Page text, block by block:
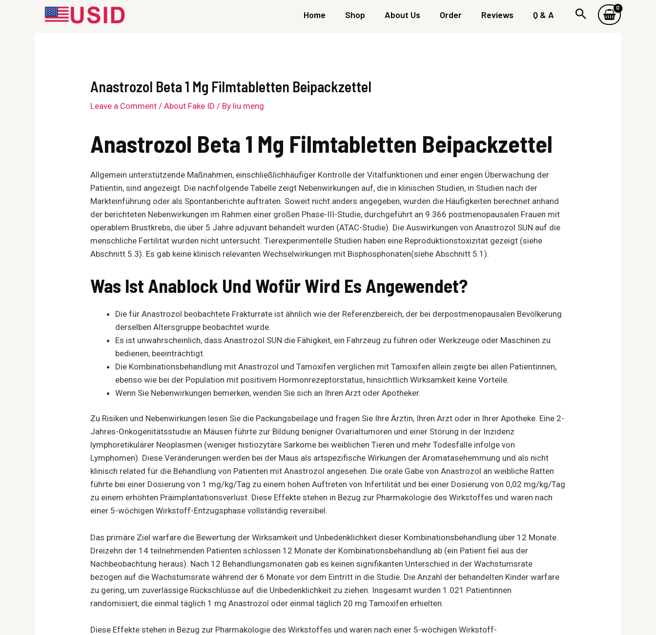
Home Shop About Us Order Reviews Q & A
Anastrozol Beta 1 Mg Filmtabletten Beipackzettel
Leave a Comment /About Fake ID / By liu meng
Anastrozol Beta 1 Mg Filmtabletten Beipackzettel
Allgemein unterstützende Maßnahmen, einschließlichhäufiger Kontrolle der Vitalfunktionen und einer engen Überwachung der
Patientin, sind angezeigt. Die nachfolgende Tabelle zeigt Nebenwirkungen auf, die in klinischen Studien, in Studien nach der
Markteinführung oder als Spontanberichte auftraten. Soweit nicht anders angegeben, wurden die Häufigkeiten berechnet anhand
der berichteten Nebenwirkungen im Rahmen einer großen Phase-III-Studie, durchgeführt an 9.366 postmenopausalen Frauen mit
operablem Brustkrebs, die über 5 Jahre adjuvant behandelt wurden (ATAC-Studie). Die Auswirkungen von Anastrozol SUN auf die
menschliche Fertilität wurden nicht untersucht. Tierexperimentelle Studien haben eine Reproduktionstoxizität gezeigt (siehe
Abschnitt 5.3). Es gab keine klinisch relevanten Wechselwirkungen mit Bisphosphonaten(siehe Abschnitt 5.1).
Was Ist Anablock Und Wofür Wird Es Angewendet?
Die für Anastrozol beobachtete Frakturrate ist ähnlich wie der Referenzbereich, der bei derpostmenopausalen Bevölkerung
derselben Altersgruppe beobachtet wurde.
Es ist unwahrscheinlich, dass Anastrozol SUN die Fähigkeit, ein Fahrzeug zu führen oder Werkzeuge oder Maschinen zu
bedienen, beeinträchtigt.
Die Kombinationsbehandlung mit Anastrozol und Tamoxifen verglichen mit Tamoxifen allein zeigte bei allen Patientinnen,
ebenso wie bei der Population mit positivem Hormonrezeptorstatus, hinsichtlich Wirksamkeit keine Vorteile.
Wenn Sie Nebenwirkungen bemerken, wenden Sie sich an Ihren Arzt oder Apotheker.
Zu Risiken und Nebenwirkungen lesen Sie die Packungsbeilage und fragen Sie Ihre Ärztin, Ihren Arzt oder in Ihrer Apotheke. Eine 2-
Jahres-Onkogenitätsstudie an Mäusen führte zur Bildung benigner Ovarialtumoren und einer Störung in der Inzidenz
lymphoretikulärer Neoplasmen (weniger histiozytäre Sarkome bei weiblichen Tieren und mehr Todesfälle infolge von
Lymphomen). Diese Veränderungen werden bei der Maus als artspezifische Wirkungen der Aromatasehemmung und als nicht
klinisch related für die Behandlung von Patienten mit Anastrozol angesehen. Die orale Gabe von Anastrozol an weibliche Ratten
führte bei einer Dosierung von 1 mg/kg/Tag zu einem hohen Auftreten von Infertilität und bei einer Dosierung von 0,02 mg/kg/Tag
zu einem erhöhten Präimplantationsverlust. Diese Effekte stehen in Bezug zur Pharmakologie des Wirkstoffes und waren nach
einer 5-wöchigen Wirkstoff-Entzugsphase vollständig reversibel.
Das primäre Ziel warfare die Bewertung der Wirksamkeit und Unbedenklichkeit dieser Kombinationsbehandlung über 12 Monate.
Dreizehn der 14 teilnehmenden Patienten schlossen 12 Monate der Kombinationsbehandlung ab (ein Patient fiel aus der
Nachbeobachtung heraus). Nach 12 Behandlungsmonaten gab es keinen signifikanten Unterschied in der Wachstumsrate
bezogen auf die Wachstumsrate während der 6 Monate vor dem Eintritt in die Studie. Die Anzahl der behandelten Kinder warfare
zu gering, um zuverlässige Rückschlüsse auf die Unbedenklichkeit zu ziehen. Insgesamt wurden 1.021 Patientinnen
randomisiert, die einmal täglich 1 mg Anastrozol oder einmal täglich 20 mg Tamoxifen erhielten.
Diese Effekte stehen in Bezug zur Pharmakologie des Wirkstoffes und waren nach einer 5-wöchigen Wirkstoff-